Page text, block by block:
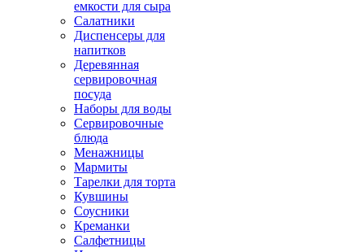
емкости для сыра
Салатники
Диспенсеры для
напитков
Деревянная
сервировочная
посуда
Наборы для воды
Сервировочные
блюда
Менажницы
Мармиты
Тарелки для торта
Кувшины
Соусники
Креманки
Салфетницы